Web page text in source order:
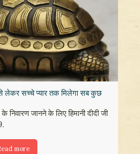
सच्चे प्यार तक मिलेगा सब कुछ
जानने के लिए हिमानी दीदी जी
more